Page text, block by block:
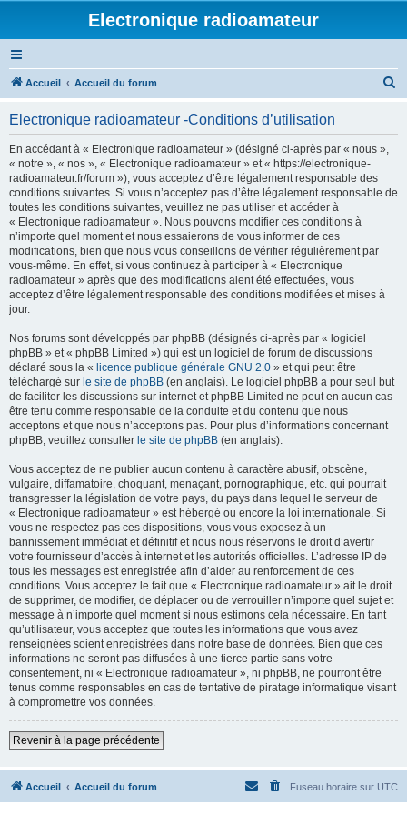
Electronique radioamateur
Accueil Accueil du forum
Electronique radioamateur -Conditions d’utilisation
En accédant à « Electronique radioamateur » (désigné ci-après par « nous »,
« notre », « nos », « Electronique radioamateur » et « https://electronique-
radioamateur.fr/forum »), vous acceptez d’être légalement responsable des
conditions suivantes. Si vous n’acceptez pas d’être légalement responsable de
toutes les conditions suivantes, veuillez ne pas utiliser et accéder à
« Electronique radioamateur ». Nous pouvons modifier ces conditions à
n’importe quel moment et nous essaierons de vous informer de ces
modifications, bien que nous vous conseillons de vérifier régulièrement par
vous-même. En effet, si vous continuez à participer à « Electronique
radioamateur » après que des modifications aient été effectuées, vous
acceptez d’être légalement responsable des conditions modifiées et mises à
jour.
Nos forums sont développés par phpBB (désignés ci-après par « logiciel
phpBB » et « phpBB Limited ») qui est un logiciel de forum de discussions
déclaré sous la « licence publique générale GNU 2.0 » et qui peut être
téléchargé sur le site de phpBB (en anglais). Le logiciel phpBB a pour seul but
de faciliter les discussions sur internet et phpBB Limited ne peut en aucun cas
être tenu comme responsable de la conduite et du contenu que nous
acceptons et que nous n’acceptons pas. Pour plus d’informations concernant
phpBB, veuillez consulter le site de phpBB (en anglais).
Vous acceptez de ne publier aucun contenu à caractère abusif, obscène,
vulgaire, diffamatoire, choquant, menaçant, pornographique, etc. qui pourrait
transgresser la législation de votre pays, du pays dans lequel le serveur de
« Electronique radioamateur » est hébergé ou encore la loi internationale. Si
vous ne respectez pas ces dispositions, vous vous exposez à un
bannissement immédiat et définitif et nous nous réservons le droit d’avertir
votre fournisseur d’accès à internet et les autorités officielles. L’adresse IP de
tous les messages est enregistrée afin d’aider au renforcement de ces
conditions. Vous acceptez le fait que « Electronique radioamateur » ait le droit
de supprimer, de modifier, de déplacer ou de verrouiller n’importe quel sujet et
message à n’importe quel moment si nous estimons cela nécessaire. En tant
qu’utilisateur, vous acceptez que toutes les informations que vous avez
renseignées soient enregistrées dans notre base de données. Bien que ces
informations ne seront pas diffusées à une tierce partie sans votre
consentement, ni « Electronique radioamateur », ni phpBB, ne pourront être
tenus comme responsables en cas de tentative de piratage informatique visant
à compromettre vos données.
Revenir à la page précédente
Accueil Accueil du forum Fuseau horaire sur UTC